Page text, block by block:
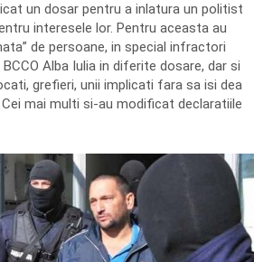
un dosar pentru a inlatura un politist
interesele lor. Pentru aceasta au
de persoane, in special infractori
Alba Iulia in diferite dosare, dar si
grefieri, unii implicati fara sa isi dea
mai multi si-au modificat declaratiile